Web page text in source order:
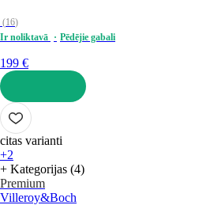
(16)
Ir noliktavā
Pēdējie gabali
199 €
LIKT GROZĀ
citas varianti
+2
+ Kategorijas (4)
Premium
Villeroy&Boch